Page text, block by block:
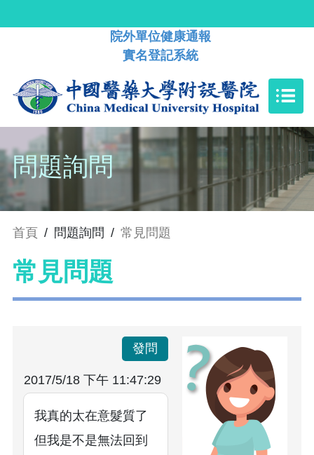
院外單位健康通報
實名登記系統
問題詢問
首頁 / 問題詢問 / 常見問題
常見問題
發問
2017/5/18 下午 11:47:29
我真的太在意髮質了
但我是不是無法回到